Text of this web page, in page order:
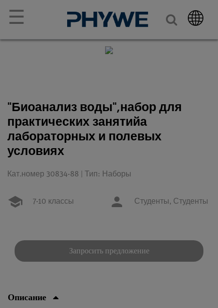
☰
"Биоанализ воды",набор для
практических занятийа
лабораторных и полевых
условиях
Кат.номер 30834-88 | Тип: Наборы
7-10 классы Студенты, Студенты
Запросить предложение
Описание